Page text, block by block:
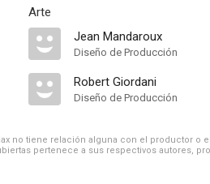
Arte
Jean Mandaroux
Diseño de Producción
Robert Giordani
Diseño de Producción
no tiene relación alguna con el productor o
pertenece a sus respectivos autores,